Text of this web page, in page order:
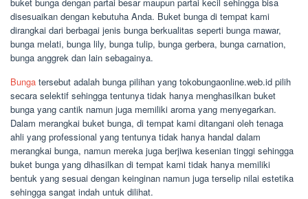
disesuaikan dengan kebutuha Anda. Buket bunga di tempat kami
dirangkai dari berbagai jenis bunga berkualitas seperti bunga mawar,
bunga melati, bunga lily, bunga tulip, bunga gerbera, bunga carnation,
bunga anggrek dan lain sebagainya.
Bunga tersebut adalah bunga pilihan yang tokobungaonline.web.id pilih
secara selektif sehingga tentunya tidak hanya menghasilkan buket
bunga yang cantik namun juga memiliki aroma yang menyegarkan.
Dalam merangkai buket bunga, di tempat kami ditangani oleh tenaga
ahli yang professional yang tentunya tidak hanya handal dalam
merangkai bunga, namun mereka juga berjiwa kesenian tinggi sehingga
buket bunga yang dihasilkan di tempat kami tidak hanya memiliki
bentuk yang sesuai dengan keinginan namun juga terselip nilai estetika
sehingga sangat indah untuk dilihat.